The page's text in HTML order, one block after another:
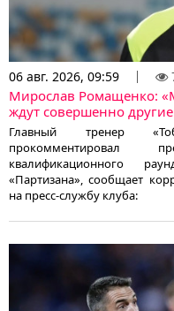
06 авг. 2026, 09:59
Мирослав Ромащенко:
ждут совершенно другие
Главный тренер
прокомментировал
квалификационного
«Партизана», сообщает
на пресс-службу клуба: